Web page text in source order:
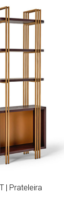
Add to wishlist
| Prateleira